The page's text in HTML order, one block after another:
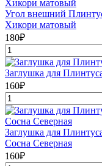
Угол внешний
Хикори матовый
180₽
Заглушка для
160₽
Заглушка для
Сосна Северная
160₽